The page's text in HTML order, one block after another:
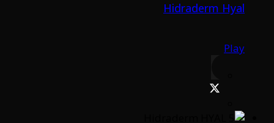
Hidraderm Hyal
Play